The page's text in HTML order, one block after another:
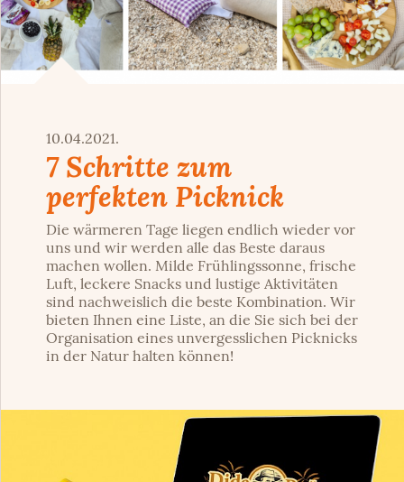
10.04.2021.
7 Schritte zum
perfekten Picknick
Die wärmeren Tage liegen endlich wieder vor
uns und wir werden alle das Beste daraus
machen wollen. Milde Frühlingssonne, frische
Luft, leckere Snacks und lustige Aktivitäten
sind nachweislich die beste Kombination. Wir
bieten Ihnen eine Liste, an die Sie sich bei der
Organisation eines unvergesslichen Picknicks
in der Natur halten können!